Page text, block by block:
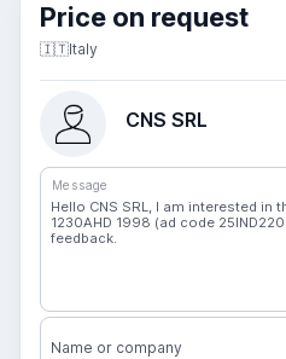
Price on request
🇮🇹Italy
CNS SRL
Message
Name or company